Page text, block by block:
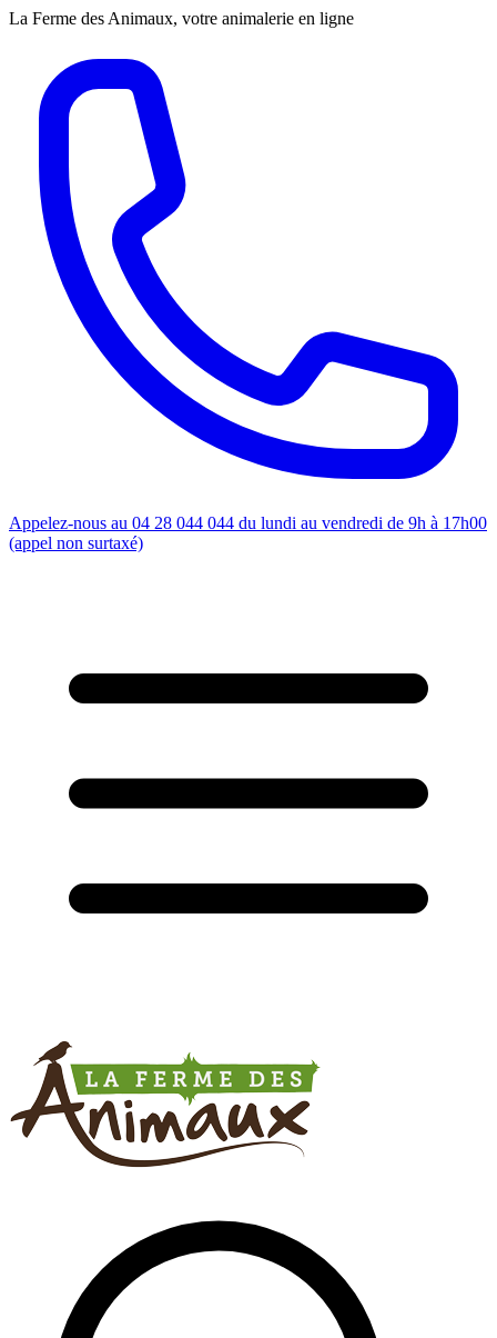
La Ferme des Animaux, votre animalerie en ligne
Appelez-nous au 04 28 044 044 du lundi au vendredi de 9h à 17h00
(appel non surtaxé)